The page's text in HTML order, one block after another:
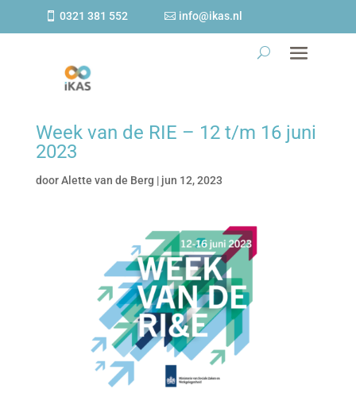
0321 381 552 info@ikas.nl
Week van de RIE – 12 t/m 16 juni
2023
doorAlette van de Berg | jun 12, 2023